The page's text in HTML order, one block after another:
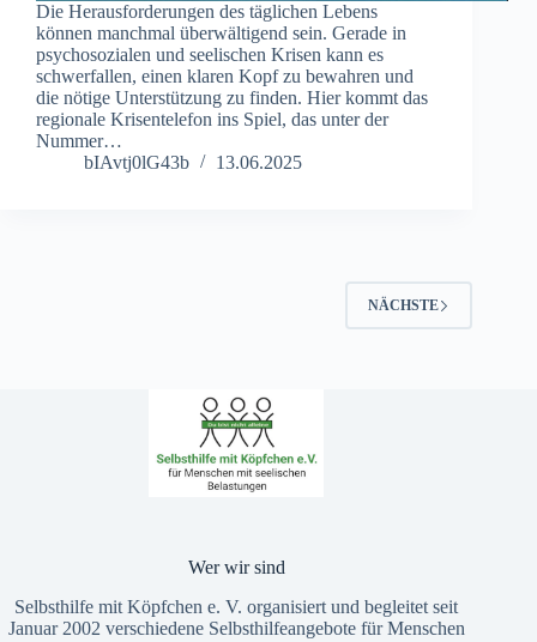
Die Herausforderungen des täglichen Lebens
können manchmal überwältigend sein. Gerade in
psychosozialen und seelischen Krisen kann es
schwerfallen, einen klaren Kopf zu bewahren und
die nötige Unterstützung zu finden. Hier kommt das
regionale Krisentelefon ins Spiel, das unter der
Nummer…
bIAvtj0lG43b
13.06.2025
NÄCHSTE
Wer wir sind
Selbsthilfe mit Köpfchen e. V. organisiert und begleitet seit
Januar 2002 verschiedene Selbsthilfeangebote für Menschen